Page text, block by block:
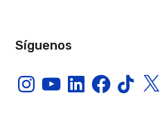
Síguenos
InstagramYouTubeLinkedInFacebook
TikTokX